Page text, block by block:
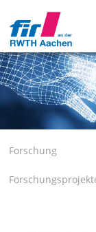
Forschung